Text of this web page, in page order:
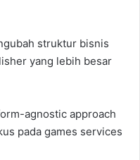
struktur bisnis
yang lebih besar
agnostic approach
pada games services